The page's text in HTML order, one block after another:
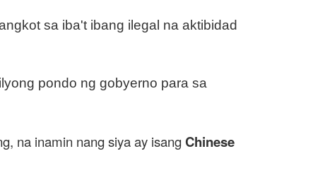
sa iba't ibang ilegal na aktibidad
pondo ng gobyerno para sa
na inamin nang siya ay isangChinese